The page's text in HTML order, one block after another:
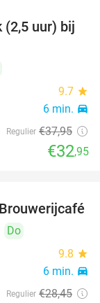
13%
(2,5 uur) bij
9.7 star
6 min. directions_car
Regulier €37,95
€32,95
32%
Do
9.8 star
6 min. directions_car
Regulier €28,45